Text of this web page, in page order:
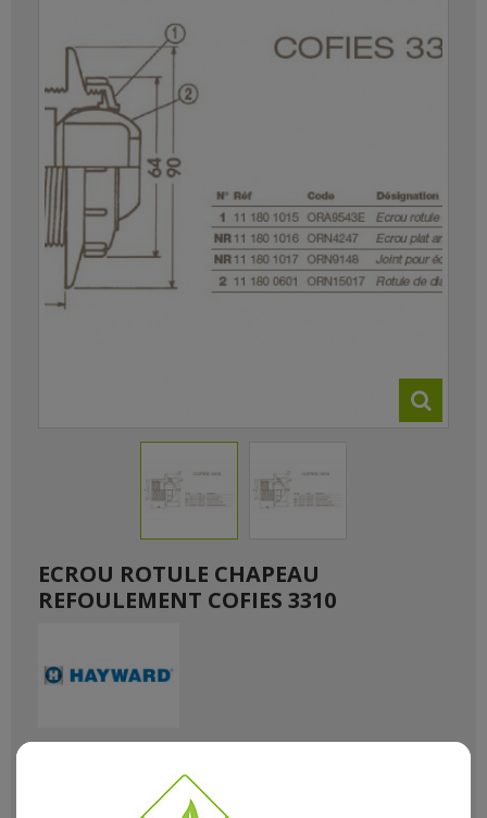
ECROU ROTULE CHAPEAU
REFOULEMENT COFIES 3310